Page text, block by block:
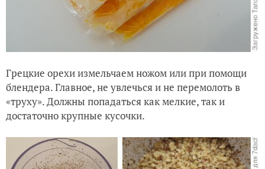
Грецкие орехи измельчаем ножом или при помощи
блендера. Главное, не увлечься и не перемолоть в
«труху». Должны попадаться как мелкие, так и
достаточно крупные кусочки.